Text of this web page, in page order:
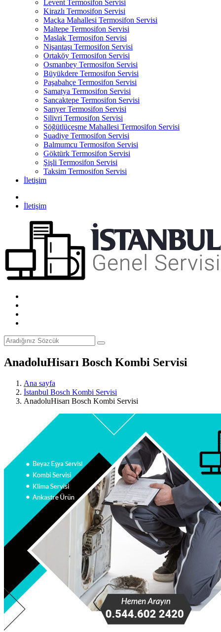
Levent Termosifon Servisi
Kirazlı Termosifon Servisi
Maçka Mahallesi Termosifon Servisi
Maltepe Termosifon Servisi
Maslak Termosifon Servisi
Nişantaşı Termosifon Servisi
Ortaköy Termosifon Servisi
Osmanbey Termosifon Servisi
Büyükdere Termosifon Servisi
Paşabahçe Termosifon Servisi
Samatya Termosifon Servisi
Sancaktepe Termosifon Servisi
Sarıyer Termosifon Servisi
Silivri Termosifon Servisi
Söğütlüçeşme Mahallesi Termosifon Servisi
Suadiye Termosifon Servisi
Balmumcu Termosifon Servisi
Göktürk Termosifon Servisi
Şişli Termosifon Servisi
Taksim Termosifon Servisi
İletişim
İletişim
AnadoluHisarı Bosch Kombi Servisi
Ana sayfa
İstanbul Bosch Kombi Servisi
AnadoluHisarı Bosch Kombi Servisi